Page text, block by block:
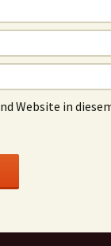
Website in